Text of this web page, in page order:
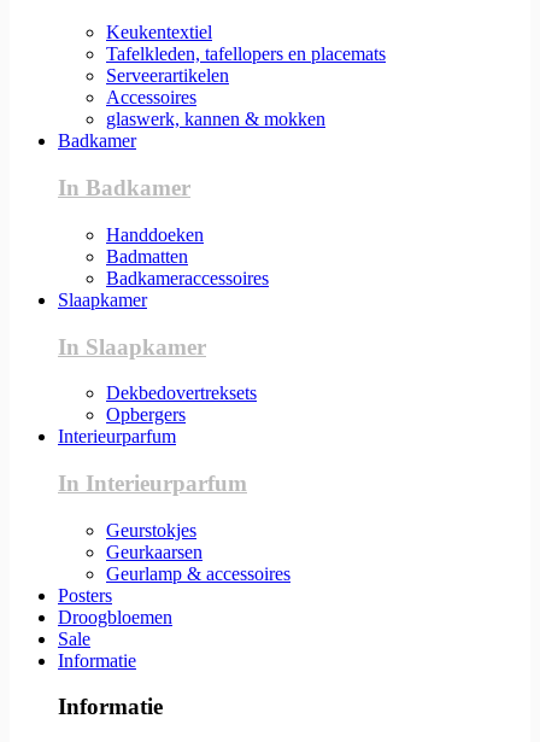
Keukentextiel
Tafelkleden, tafellopers en placemats
Serveerartikelen
Accessoires
glaswerk, kannen & mokken
Badkamer
In Badkamer
Handdoeken
Badmatten
Badkameraccessoires
Slaapkamer
In Slaapkamer
Dekbedovertreksets
Opbergers
Interieurparfum
In Interieurparfum
Geurstokjes
Geurkaarsen
Geurlamp & accessoires
Posters
Droogbloemen
Sale
Informatie
Informatie